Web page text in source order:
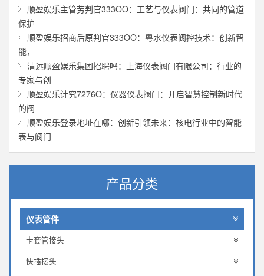
顺盈娱乐主管劳判官333OO：工艺与仪表阀门：共同的管道
保护
顺盈娱乐招商后原判官333OO：粤水仪表阀控技术：创新智
能，
清远顺盈娱乐集团招聘吗：上海仪表阀门有限公司：行业的
专家与创
顺盈娱乐计究7276O：仪器仪表阀门：开启智慧控制新时代
的阀
顺盈娱乐登录地址在哪：创新引领未来：核电行业中的智能
表与阀门
产品分类
仪表管件
卡套管接头
快插接头